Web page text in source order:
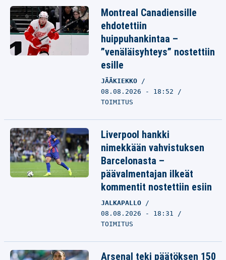
Montreal Canadiensille
ehdotettiin
huippuhankintaa –
”venäläisyhteys” nostettiin
esille
JÄÄKIEKKO
08.08.2026 - 18:52
TOIMITUS
Liverpool hankki
nimekkään vahvistuksen
Barcelonasta –
päävalmentajan ilkeät
kommentit nostettiin esiin
JALKAPALLO
08.08.2026 - 18:31
TOIMITUS
Arsenal teki päätöksen 150